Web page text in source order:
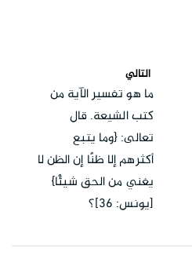
التالي
ما هو تفسير الآية من
كتب الشيعة. قال
تعالى: {وما يتبع
أكثرهم إلا ظنًا إن الظن لا
يغني من الحق شيئًا}
[يونس: 36]؟